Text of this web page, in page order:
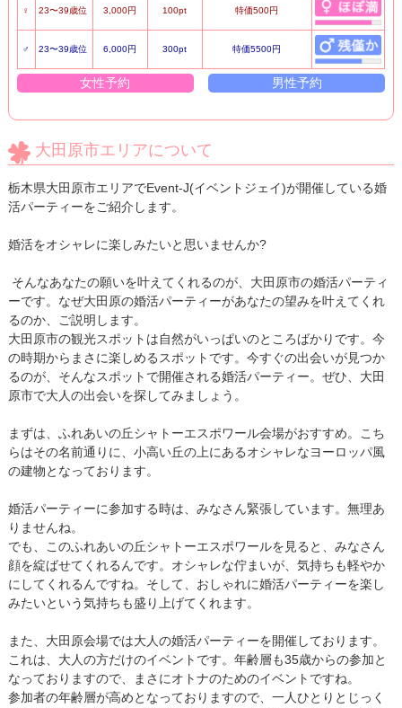
♀ 23〜39歳位 3,000円 100pt 特価500円
♂ 23〜39歳位 6,000円 300pt 特価5500円
女性予約 男性予約
大田原市エリアについて
栃木県大田原市エリアでEvent-J(イベントジェイ)が開催している婚
活パーティーをご紹介します。
婚活をオシャレに楽しみたいと思いませんか?
そんなあなたの願いを叶えてくれるのが、大田原市の婚活パーティ
ーです。なぜ大田原の婚活パーティーがあなたの望みを叶えてくれ
るのか、ご説明します。
大田原市の観光スポットは自然がいっぱいのところばかりです。今
の時期からまさに楽しめるスポットです。今すぐの出会いが見つか
るのが、そんなスポットで開催される婚活パーティー。ぜひ、大田
原市で大人の出会いを探してみましょう。
まずは、ふれあいの丘シャトーエスポワール会場がおすすめ。こち
らはその名前通りに、小高い丘の上にあるオシャレなヨーロッパ風
の建物となっております。
婚活パーティーに参加する時は、みなさん緊張しています。無理あ
りませんね。
でも、このふれあいの丘シャトーエスポワールを見ると、みなさん
顔を綻ばせてくれるんです。オシャレな佇まいが、気持ちも軽やか
にしてくれるんですね。そして、おしゃれに婚活パーティーを楽し
みたいという気持ちも盛り上げてくれます。
また、大田原会場では大人の婚活パーティーを開催しております。
これは、大人の方だけのイベントです。年齢層も35歳からの参加と
なっておりますので、まさにオトナのためのイベントですね。
参加者の年齢層が高めとなっておりますので、一人ひとりとじっく